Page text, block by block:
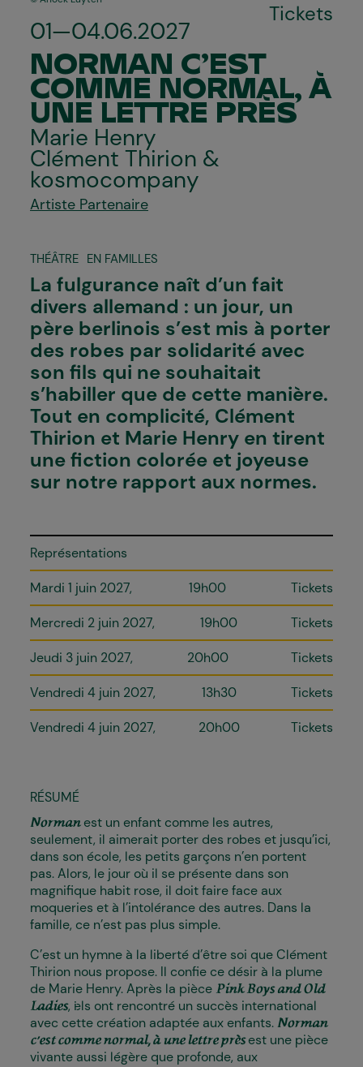
01—04.06.2027
Tickets
NORMAN C’EST
COMME NORMAL, À
UNE LETTRE PRÈS
Marie Henry
Clément Thirion &
kosmocompany
Artiste Partenaire
THÉÂTRE EN FAMILLES
La fulgurance naît d’un fait
divers allemand : un jour, un
père berlinois s’est mis à porter
des robes par solidarité avec
son fils qui ne souhaitait
s’habiller que de cette manière.
Tout en complicité, Clément
Thirion et Marie Henry en tirent
une fiction colorée et joyeuse
sur notre rapport aux normes.
Représentations
Mardi 1 juin 2027 19h00 Tickets
Mercredi 2 juin 2027 19h00 Tickets
Jeudi 3 juin 2027 20h00 Tickets
Vendredi 4 juin 2027 13h30 Tickets
Vendredi 4 juin 2027 20h00 Tickets
RÉSUMÉ
Normanest un enfant comme les autres,
seulement, il aimerait porter des robes et jusqu’ici,
dans son école, les petits garçons n’en portent
pas. Alors, le jour où il se présente dans son
magnifique habit rose, il doit faire face aux
moqueries et à l’intolérance des autres. Dans la
famille, ce n’est pas plus simple.
C’est un hymne à la liberté d’être soi que Clément
Thirion nous propose. Il confie ce désir à la plume
de Marie Henry. Après la pièce Pink Boys and Old
Ladies, i·els ont rencontré un succès international
avec cette création adaptée aux enfants. Norman
c’est comme normal, à une lettre prèsest une pièce
vivante aussi légère que profonde, aux